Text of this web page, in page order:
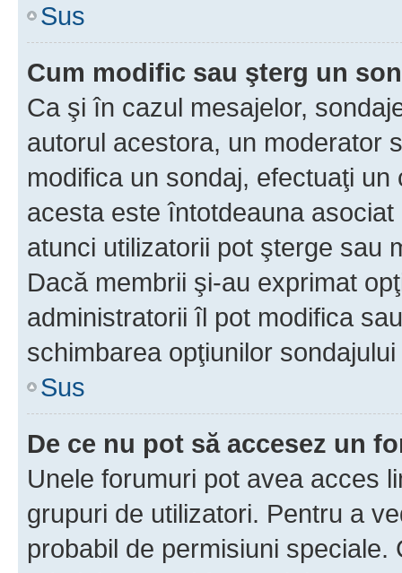
Sus
Cum modific sau şterg un
Ca şi în cazul mesajelor,
autorul acestora, un moderator
modifica un sondaj, efectuaţi
acesta este întotdeauna
atunci utilizatorii pot şterge sau
Dacă membrii şi-au exprimat
administratorii îl pot modifica
schimbarea opţiunilor
Sus
De ce nu pot să accesez un
Unele forumuri pot avea acces
grupuri de utilizatori. Pentru a
probabil de permisiuni